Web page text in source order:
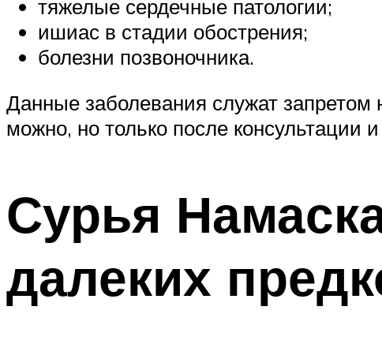
тяжелые сердечные патологии;
ишиас в стадии обострения;
болезни позвоночника.
Данные заболевания служат
можно, но только после консультации
Сурья
далеких